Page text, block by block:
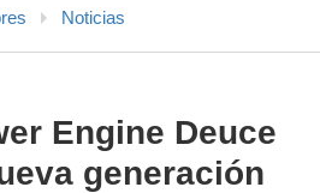
Noticias
Engine Deuce
generación